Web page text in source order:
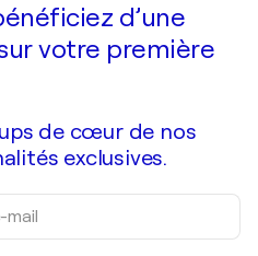
d’une
votre première
de cœur de nos
exclusives.